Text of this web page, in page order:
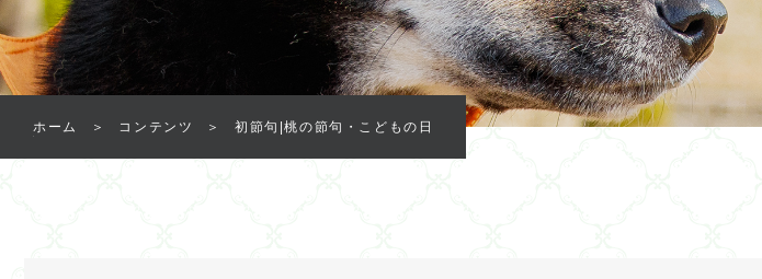
ホーム コンテンツ 初節句|桃の節句・こどもの日